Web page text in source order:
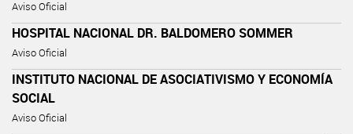
Aviso Oficial
HOSPITAL NACIONAL DR. BALDOMERO SOMMER
Aviso Oficial
INSTITUTO NACIONAL DE ASOCIATIVISMO Y ECONOMÍA
SOCIAL
Aviso Oficial